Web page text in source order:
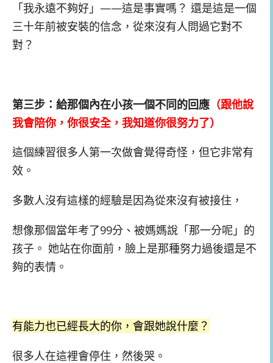
「我永遠不夠好」——這是事實嗎？ 還是這是一個
三十年前被安裝的信念，從來沒有人問過它對不
對？
第三步：給那個內在小孩一個不同的回應 （跟他說
我會陪你，你很安全，我知道你很努力了）
這個練習很多人第一次做會覺得奇怪，但它非常有
效。
多數人沒有這樣的經驗是因為從來沒有被接住，
想像那個當年考了99分、被媽媽說「那一分呢」的
孩子。 她站在你面前，臉上是那種努力過後還是不
夠的表情。
有能力也已經長大的你，會跟她說什麼？
很多人在這裡會停住，然後哭。